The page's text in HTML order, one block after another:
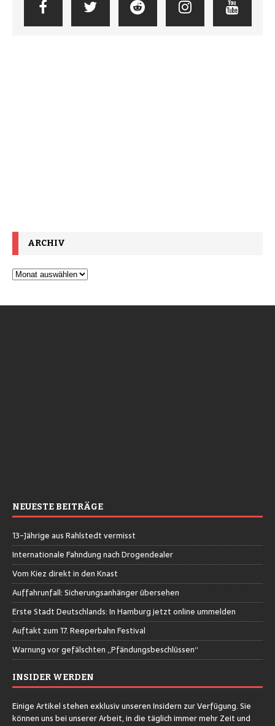
ARCHIV
NEUESTE BEITRÄGE
13-Jährige aus Rahlstedt vermisst
Internationale Fahndung nach Drogendealer
Vom Kiez direkt in den Knast
Auffahrunfall: Sicherungsanhänger übersehen
Erste Stadt Deutschlands: In Hamburg jetzt online ummelden
Auftakt zum 17. Reeperbahn Festival
Warnung vor gefälschten „Pfändungsbeschlüssen“
INSIDER WERDEN
Einige Artikel stehen exklusiv unseren Insidern zur Verfügung. Sie
können uns bei unserer Arbeit, in die täglich immer mehr Zeit und